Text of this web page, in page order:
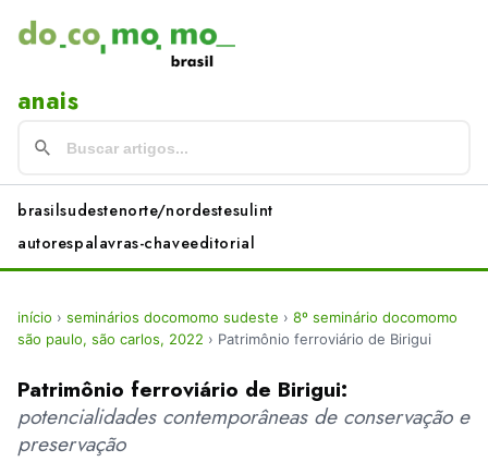
anais
brasilsudestenorte/nordestesulint
autorespalavras-chaveeditorial
início › seminários docomomo sudeste › 8º seminário docomomo
são paulo, são carlos, 2022 › Patrimônio ferroviário de Birigui
Patrimônio ferroviário de Birigui:
potencialidades contemporâneas de conservação e
preservação